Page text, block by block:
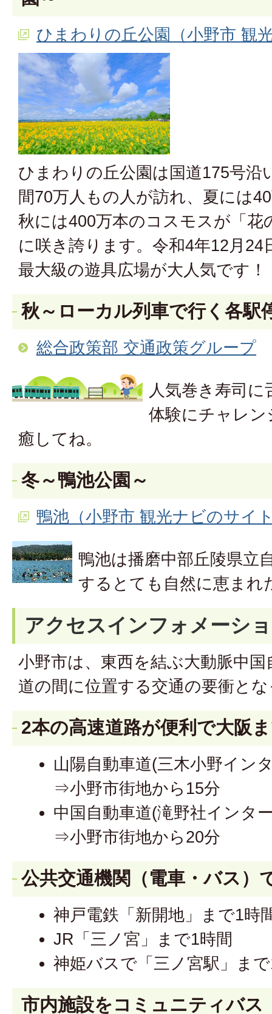
ひまわりの丘公園（小野市 観
ひまわりの丘公園は国道175号沿
間70万人もの人が訪れ、夏には
秋には400万本のコスモスが「
に咲き誇ります。令和4年12月
最大級の遊具広場が大人気です！
秋～ローカル列車で行く各駅
総合政策部 交通政策グループ
人気巻き寿司
体験にチャレ
癒してね。
冬～鴨池公園～
鴨池（小野市 観光ナビのサイ
鴨池は播磨中部丘陵県立
するとても自然に恵まれ
アクセスインフォメーシ
小野市は、東西を結ぶ大動脈中
道の間に位置する交通の要衝と
2本の高速道路が便利で大阪
山陽自動車道(三木小野イン
⇒小野市街地から15分
中国自動車道(滝野社インタ
⇒小野市街地から20分
公共交通機関（電車・バス）
神戸電鉄「新開地」まで1時
JR「三ノ宮」まで1時間
神姫バスで「三ノ宮駅」ま
市内施設をコミュニティバス